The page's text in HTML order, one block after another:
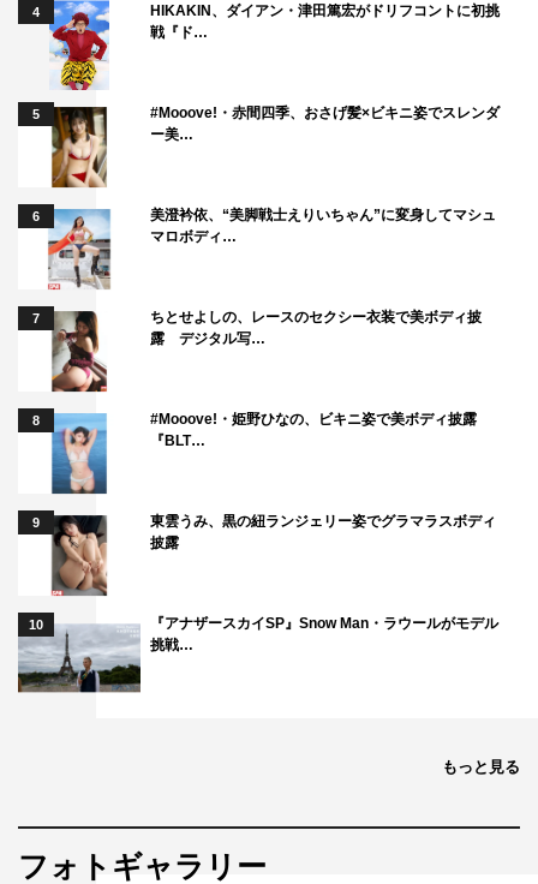
4
HIKAKIN、ダイアン・津田篤宏がドリフコントに初挑
戦『ド…
5
#Mooove!・赤間四季、おさげ髪×ビキニ姿でスレンダ
ー美…
6
美澄衿依、“美脚戦士えりいちゃん”に変身してマシュ
マロボディ…
7
ちとせよしの、レースのセクシー衣装で美ボディ披
露 デジタル写…
8
#Mooove!・姫野ひなの、ビキニ姿で美ボディ披露
『BLT…
9
東雲うみ、黒の紐ランジェリー姿でグラマラスボディ
披露
10
『アナザースカイSP』Snow Man・ラウールがモデル
挑戦…
もっと見る
フォトギャラリー